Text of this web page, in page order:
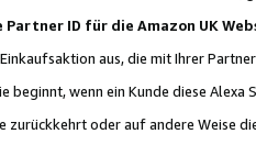
ID für die Amazon UK
aus, die mit Ihrer
wenn ein Kunde diese
oder auf andere Weise